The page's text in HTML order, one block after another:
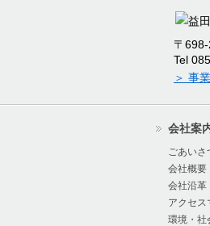
本社
2024
オー
『超
〒
Tel
＞ 事
会社案
ごあいさ
会社概要
会社沿革
アクセス
環境・社